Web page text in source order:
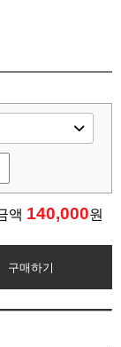
액 140,000원
구매하기